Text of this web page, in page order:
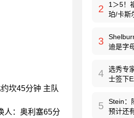
坎45分钟 主队
人：奥利塞65分
2
1＞5！
珀/卡斯
3
迪是字
4
选秀专
士签下
5
Stein：
预计还